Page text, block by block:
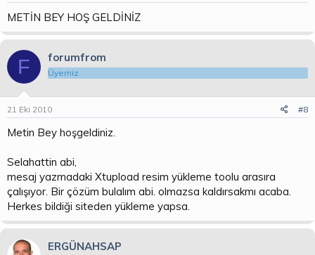
METİN BEY HOŞ GELDİNİZ
F forumfrom
Üyemiz
21 Eki 2010 #8
Metin Bey hoşgeldiniz.
Selahattin abi,
mesaj yazmadaki Xtupload resim yükleme toolu arasıra
çalışıyor. Bir çözüm bulalım abi. olmazsa kaldırsakmı acaba.
Herkes bildiği siteden yükleme yapsa.
ERGÜNAHSAP